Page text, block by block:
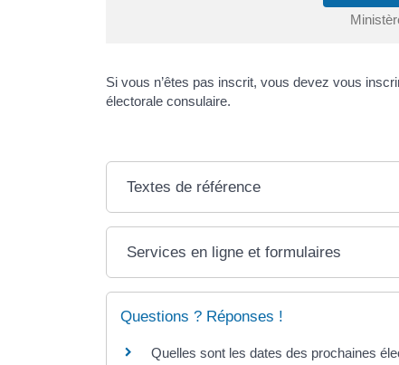
Si vous n’êtes pas inscrit, vous devez vous
électorale consulaire.
Textes de référence
Services en ligne et formulaires
Questions ? Réponses !
Quelles sont les dates des prochaines